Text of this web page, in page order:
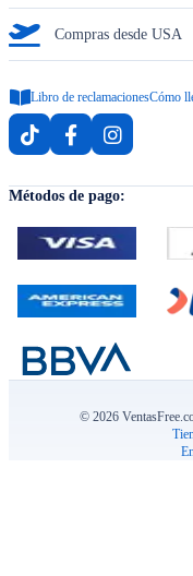
Compras desde USA
Libro de reclamacionesCómo
Métodos de pago:
© 2026